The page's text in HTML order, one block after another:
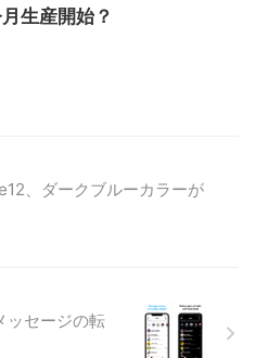
生産開始？
、ダークブルーカラーが
セージの転